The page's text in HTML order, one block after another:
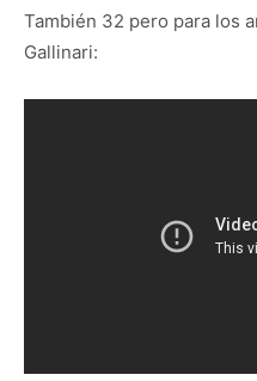
También 32 pero para los
Gallinari: